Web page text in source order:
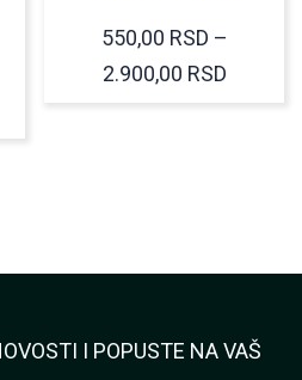
550,00 RSD –
2.900,00 RSD
I POPUSTE NA VAŠ